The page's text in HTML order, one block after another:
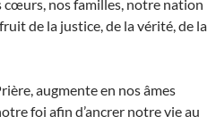
cœurs, nos familles, notre nation
de la justice, de la vérité, de la
augmente en nos âmes
foi afin d’ancrer notre vie au